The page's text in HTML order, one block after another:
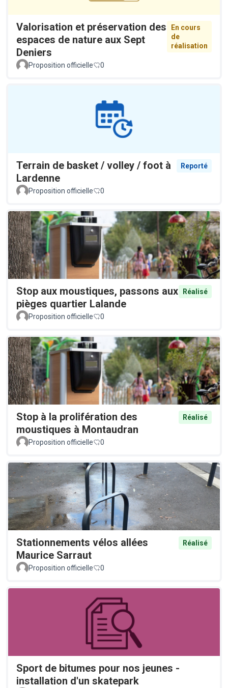
Valorisation et préservation des
espaces de nature aux Sept
Deniers
En cours
de
réalisation
Proposition officielle 0
Terrain de basket / volley / foot à
Lardenne
Reporté
Proposition officielle 0
Stop aux moustiques, passons aux
pièges quartier Lalande
Réalisé
Proposition officielle 0
Stop à la prolifération des
moustiques à Montaudran
Réalisé
Proposition officielle 0
Stationnements vélos allées
Maurice Sarraut
Réalisé
Proposition officielle 0
Sport de bitumes pour nos jeunes -
installation d'un skatepark